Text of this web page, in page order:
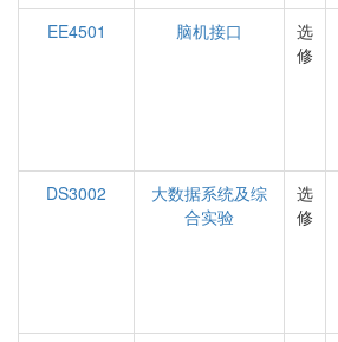
EE4501
脑机接口
选
修
DS3002
大数据系统及综
合实验
选
修